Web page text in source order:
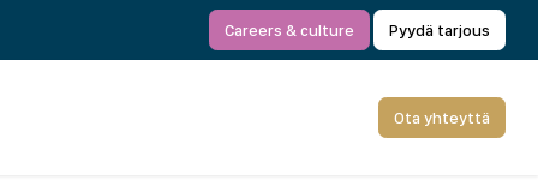
Careers & culture Pyydä tarjous
Ota yhteyttä